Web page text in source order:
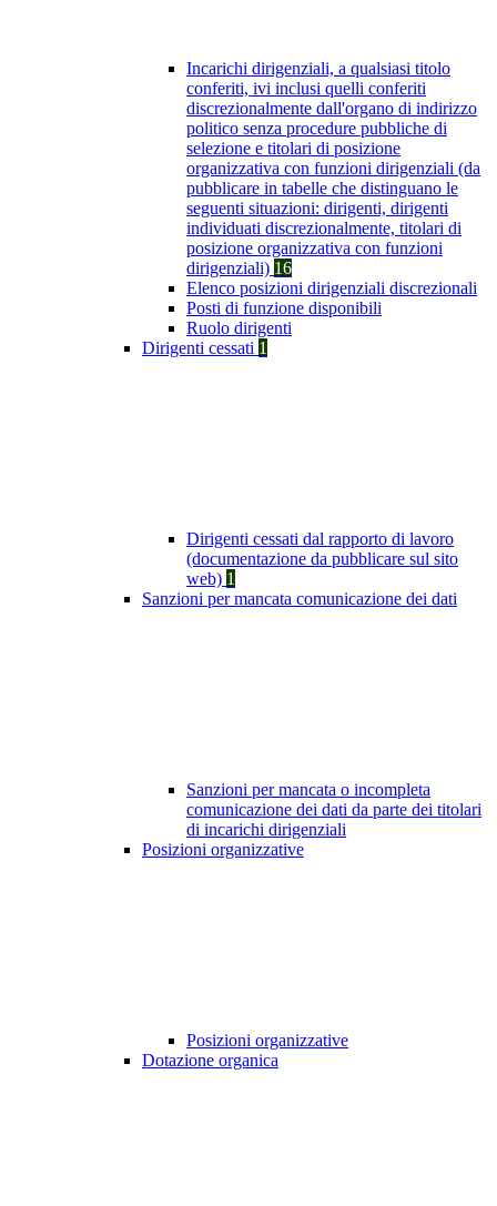
Incarichi dirigenziali, a qualsiasi titolo
conferiti, ivi inclusi quelli conferiti
discrezionalmente dall'organo di indirizzo
politico senza procedure pubbliche di
selezione e titolari di posizione
organizzativa con funzioni dirigenziali (da
pubblicare in tabelle che distinguano le
seguenti situazioni: dirigenti, dirigenti
individuati discrezionalmente, titolari di
posizione organizzativa con funzioni
dirigenziali) 16
Elenco posizioni dirigenziali discrezionali
Posti di funzione disponibili
Ruolo dirigenti
Dirigenti cessati 1
Dirigenti cessati dal rapporto di lavoro
(documentazione da pubblicare sul sito
web) 1
Sanzioni per mancata comunicazione dei dati
Sanzioni per mancata o incompleta
comunicazione dei dati da parte dei titolari
di incarichi dirigenziali
Posizioni organizzative
Posizioni organizzative
Dotazione organica